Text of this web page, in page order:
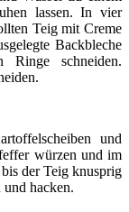
lassen. In vier
Teig mit Creme
Backbleche
schneiden.
und
würzen und im
der Teig knusprig
hacken.